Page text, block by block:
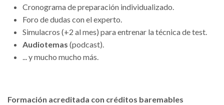
Cronograma de preparación individualizado.
Foro de dudas con el experto.
Simulacros (+2 al mes) para entrenar la técnica de test.
Audiotemas (podcast).
... y mucho mucho más.
Formación acreditada con créditos baremables